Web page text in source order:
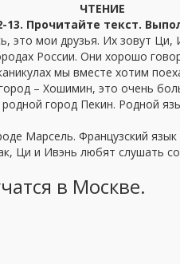
ЧТЕНИЕ
13. Прочитайте текст.
это мои друзья. Их зовут Ци,
России. Они хорошо
мы вместе хотим
– Хошимин, это очень
город Пекин. Родной
Марсель. Французский
Ци и Ивэнь любят слушать
в Москве.